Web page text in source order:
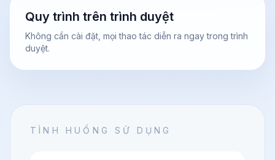
Quy trình trên trình duyệt
Không cần cài đặt, mọi thao tác diễn ra ngay trong trình
duyệt.
TÌNH HUỐNG SỬ DỤNG